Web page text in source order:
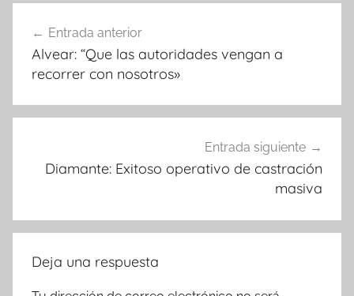
de
entradas
Entrada anterior
Alvear: “Que las autoridades vengan a
recorrer con nosotros»
Entrada siguiente
Diamante: Exitoso operativo de castración
masiva
Deja una respuesta